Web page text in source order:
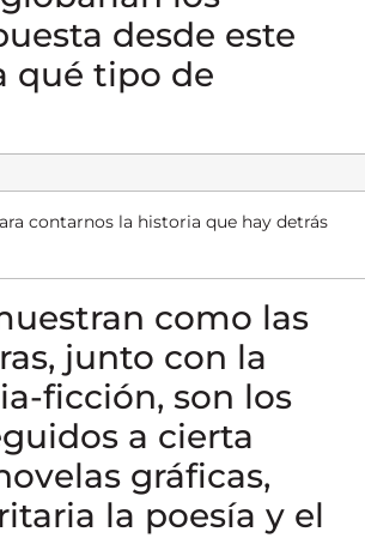
desde este
qué tipo de
contarnos la historia que hay detrás
como las
junto con la
ficción, son los
a cierta
gráficas,
la poesía y el